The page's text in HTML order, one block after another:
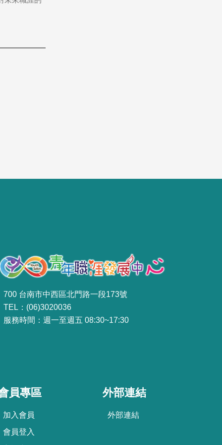
700 台南市中西區北門路一段173號
TEL：(06)3020036
服務時間：週一至週五 08:30~17:30
員專區
加 入會 員
會 員登 入
外部連結
外部連結